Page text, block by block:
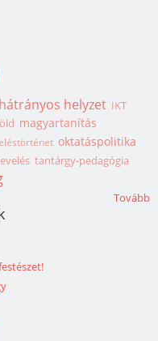
hátrányos helyzet IKT
magyartanítás
oktatáspolitika
tantárgy-pedagógia
Tovább